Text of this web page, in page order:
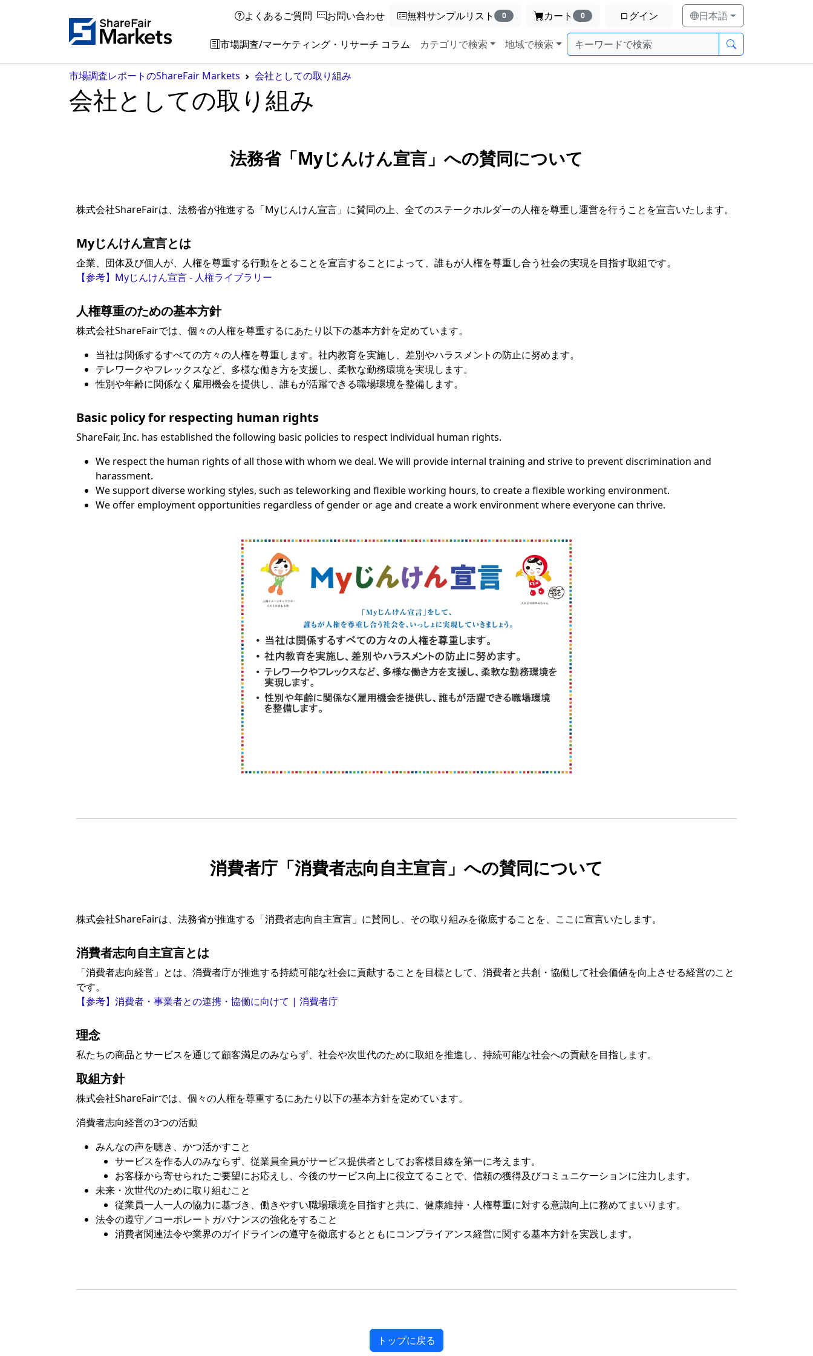
よくあるご質問 お問い合わせ 無料サンプルリスト 0 カート 0 ログイン 日本語
市場調査/マーケティング・リサーチ コラム カテゴリで検索 地域で検索
市場調査レポートのShareFair Markets 会社としての取り組み
会社としての取り組み
法務省「Myじんけん宣言」への賛同について
株式会社ShareFairは、法務省が推進する「Myじんけん宣言」に賛同の上、全てのステークホルダーの人権を尊重し運営を行うことを宣言いたします。
Myじんけん宣言とは
企業、団体及び個人が、人権を尊重する行動をとることを宣言することによって、誰もが人権を尊重し合う社会の実現を目指す取組です。
【参考】Myじんけん宣言 - 人権ライブラリー
人権尊重のための基本方針
株式会社ShareFairでは、個々の人権を尊重するにあたり以下の基本方針を定めています。
当社は関係するすべての方々の人権を尊重します。社内教育を実施し、差別やハラスメントの防止に努めます。
テレワークやフレックスなど、多様な働き方を支援し、柔軟な勤務環境を実現します。
性別や年齢に関係なく雇用機会を提供し、誰もが活躍できる職場環境を整備します。
Basic policy for respecting human rights
ShareFair, Inc. has established the following basic policies to respect individual human rights.
We respect the human rights of all those with whom we deal. We will provide internal training and strive to prevent discrimination and
harassment.
We support diverse working styles, such as teleworking and flexible working hours, to create a flexible working environment.
We offer employment opportunities regardless of gender or age and create a work environment where everyone can thrive.
消費者庁「消費者志向自主宣言」への賛同について
株式会社ShareFairは、法務省が推進する「消費者志向自主宣言」に賛同し、その取り組みを徹底することを、ここに宣言いたします。
消費者志向自主宣言とは
「消費者志向経営」とは、消費者庁が推進する持続可能な社会に貢献することを目標として、消費者と共創・協働して社会価値を向上させる経営のこと
です。
【参考】消費者・事業者との連携・協働に向けて | 消費者庁
理念
私たちの商品とサービスを通じて顧客満足のみならず、社会や次世代のために取組を推進し、持続可能な社会への貢献を目指します。
取組方針
株式会社ShareFairでは、個々の人権を尊重するにあたり以下の基本方針を定めています。
消費者志向経営の3つの活動
みんなの声を聴き、かつ活かすこと
サービスを作る人のみならず、従業員全員がサービス提供者としてお客様目線を第一に考えます。
お客様から寄せられたご要望にお応えし、今後のサービス向上に役立てることで、信頼の獲得及びコミュニケーションに注力します。
未来・次世代のために取り組むこと
従業員一人一人の協力に基づき、働きやすい職場環境を目指すと共に、健康維持・人権尊重に対する意識向上に務めてまいります。
法令の遵守／コーポレートガバナンスの強化をすること
消費者関連法令や業界のガイドラインの遵守を徹底するとともにコンプライアンス経営に関する基本方針を実践します。
トップに戻る